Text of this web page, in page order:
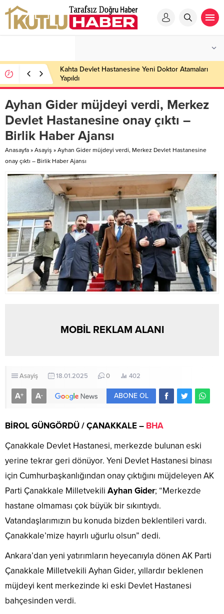
Kahta Devlet Hastanesine Yeni Doktor Atamaları
Yapıldı
Ayhan Gider müjdeyi verdi, Merkez
Devlet Hastanesine onay çıktı –
Birlik Haber Ajansı
Anasayfa » Asayiş » Ayhan Gider müjdeyi verdi, Merkez Devlet Hastanesine
onay çıktı – Birlik Haber Ajansı
MOBİL REKLAM ALANI
Asayiş 18.01.2025 0 402
A+ A- ABONE OL
BİROL GÜNGÖRDÜ / ÇANAKKALE – BHA
Çanakkale Devlet Hastanesi, merkezde bulunan eski
yerine tekrar geri dönüyor. Yeni Devlet Hastanesi binası
için Cumhurbaşkanlığından onay çıktığını müjdeleyen AK
Parti Çanakkale Milletvekili Ayhan Gider; “Merkezde
hastane olmaması çok büyük bir sıkıntıydı.
Vatandaşlarımızın bu konuda bizden beklentileri vardı.
Çanakkale’mize hayırlı uğurlu olsun” dedi.
Ankara’dan yeni yatırımların heyecanıyla dönen AK Parti
Çanakkale Milletvekili Ayhan Gider, yıllardır beklenen
müjdeyi kent merkezinde ki eski Devlet Hastanesi
bahçesinden verdi.